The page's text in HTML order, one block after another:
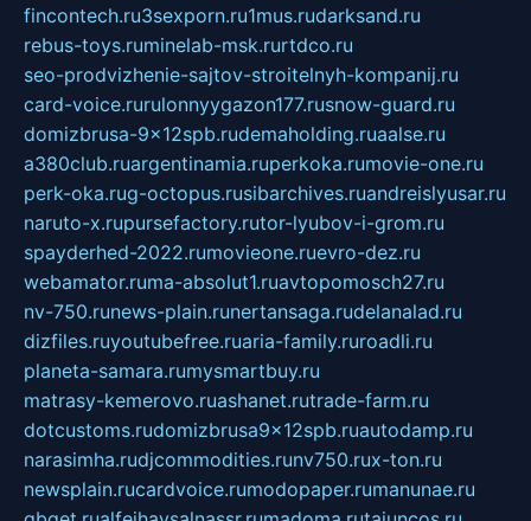
fincontech.ru3sexporn.ru1mus.rudarksand.ru
rebus-toys.ruminelab-msk.rurtdco.ru
seo-prodvizhenie-sajtov-stroitelnyh-kompanij.ru
card-voice.rurulonnyygazon177.rusnow-guard.ru
domizbrusa-9x12spb.rudemaholding.ruaalse.ru
a380club.ruargentinamia.ruperkoka.rumovie-one.ru
perk-oka.rug-octopus.rusibarchives.ruandreislyusar.ru
naruto-x.rupursefactory.rutor-lyubov-i-grom.ru
spayderhed-2022.rumovieone.ruevro-dez.ru
webamator.ruma-absolut1.ruavtopomosch27.ru
nv-750.runews-plain.runertansaga.rudelanalad.ru
dizfiles.ruyoutubefree.ruaria-family.ruroadli.ru
planeta-samara.rumysmartbuy.ru
matrasy-kemerovo.ruashanet.rutrade-farm.ru
dotcustoms.rudomizbrusa9x12spb.ruautodamp.ru
narasimha.rudjcommodities.runv750.rux-ton.ru
newsplain.rucardvoice.rumodopaper.rumanunae.ru